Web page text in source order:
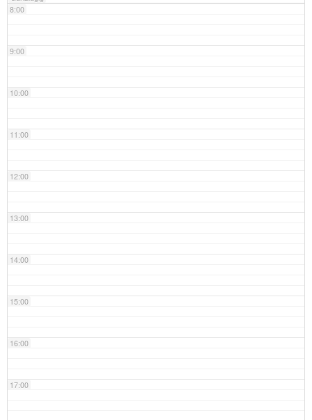
8:00
9:00
10:00
11:00
12:00
13:00
14:00
15:00
16:00
17:00